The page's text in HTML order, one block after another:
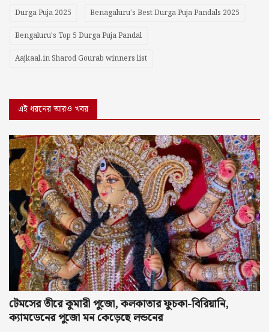
Durga Puja 2025
Benagaluru's Best Durga Puja Pandals 2025
Bengaluru's Top 5 Durga Puja Pandal
Aajkaal.in Sharod Gourab winners list
এই ধরনের আরও খবর
টেমসের তীরে কুমারী পুজো, কলকাতার ফুচকা-বিরিয়ানি,
ক্যামডেনের পুজো মন কেড়েছে লন্ডনের